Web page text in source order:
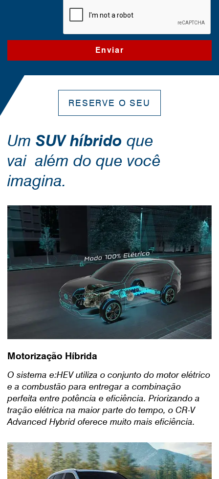
RESERVE O SEU
Um SUV híbrido que
vaialém do que você
imagina.
Motorização Híbrida
O sistema e:HEV utiliza o conjunto do motor elétrico
e a combustão para entregar a combinação
perfeita entre potência e eficiência. Priorizando a
tração elétrica na maior parte do tempo, o CR-V
Advanced Hybrid oferece muito mais eficiência.